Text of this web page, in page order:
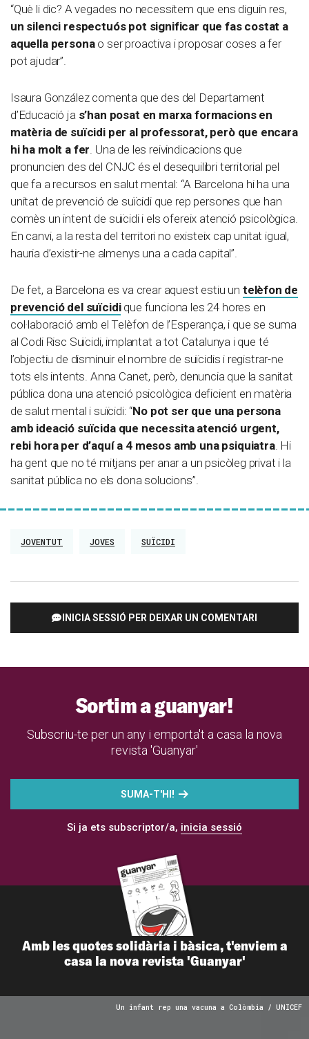
“Què li dic? A vegades no necessitem que ens diguin res,
un silenci respectuós pot significar que fas costat a
aquella personao ser proactiva i proposar coses a fer
pot ajudar”.
Isaura González comenta que des del Departament
d’Educació ja s’han posat en marxa formacions en
matèria de suïcidi per al professorat, però que encara
hi ha molt a fer. Una de les reivindicacions que
pronuncien des del CNJC és el desequilibri territorial pel
que fa a recursos en salut mental: “A Barcelona hi ha una
unitat de prevenció de suïcidi que rep persones que han
comès un intent de suïcidi i els ofereix atenció psicològica.
En canvi, a la resta del territori no existeix cap unitat igual,
hauria d’existir-ne almenys una a cada capital”.
De fet, a Barcelona es va crear aquest estiu un telèfon de
prevenció del suïcidique funciona les 24 hores en
col·laboració amb el Telèfon de l’Esperança, i que se suma
al Codi Risc Suïcidi, implantat a tot Catalunya i que té
l’objectiu de disminuir el nombre de suïcidis i registrar-ne
tots els intents. Anna Canet, però, denuncia que la sanitat
pública dona una atenció psicològica deficient en matèria
de salut mental i suïcidi: “No pot ser que una persona
amb ideació suïcida que necessita atenció urgent,
rebi hora per d’aquí a 4 mesos amb una psiquiatra. Hi
ha gent que no té mitjans per anar a un psicòleg privat i la
sanitat pública no els dona solucions”.
JOVENTUT JOVES SUÏCIDI
INICIA SESSIÓ PER DEIXAR UN COMENTARI
Sortim a guanyar!
Subscriu-te per un any i emporta't a casa la nova
revista 'Guanyar'
SUMA-T'HI!
Si ja ets subscriptor/a, inicia sessió
Amb les quotes solidària i bàsica, t'enviem a
casa la nova revista 'Guanyar'
Un infant rep una vacuna a Colòmbia / UNICEF